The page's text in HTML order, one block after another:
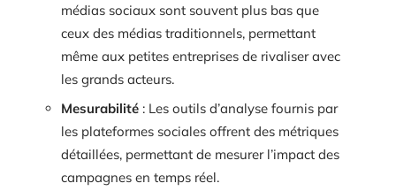
médias sociaux sont souvent plus bas que
ceux des médias traditionnels, permettant
même aux petites entreprises de rivaliser avec
les grands acteurs.
Mesurabilité : Les outils d’analyse fournis par
les plateformes sociales offrent des métriques
détaillées, permettant de mesurer l’impact des
campagnes en temps réel.